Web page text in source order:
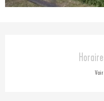
Ouverture et